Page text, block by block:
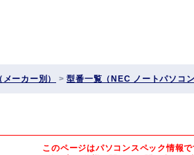
ーカー別） >型番一覧（NEC ノートパソコン
このページはパソコンスペック情報